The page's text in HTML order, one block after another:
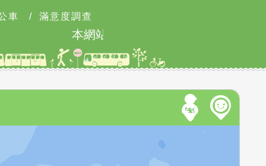
車 / 滿意度調查
本網站8月9日9時至18時可能有網路瞬